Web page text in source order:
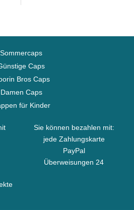
Sommercaps
Caps
Bros Caps
Damen Caps
für Kinder
Sie können bezahlen mit:
jede Zahlungskarte
PayPal
Überweisungen 24